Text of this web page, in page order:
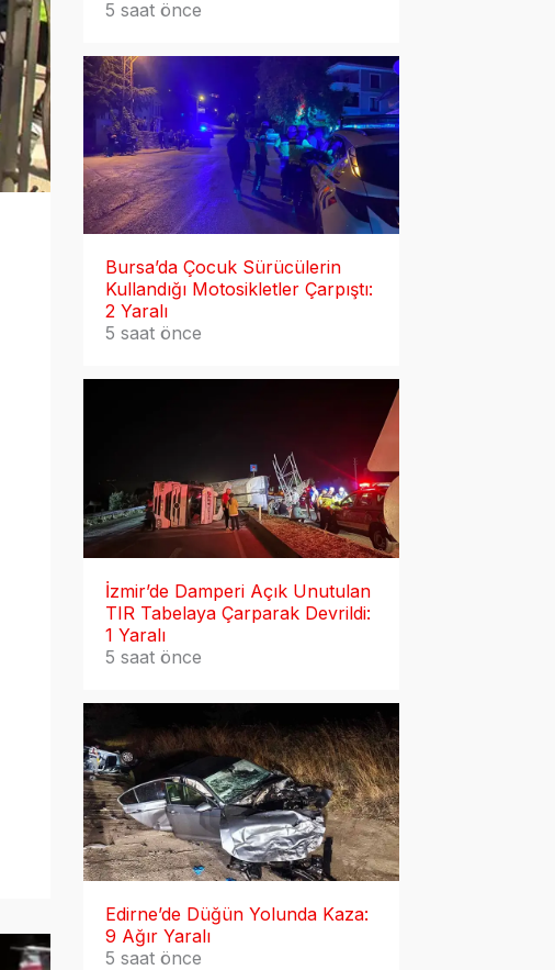
5 saat önce
Bursa’da Çocuk Sürücülerin
Kullandığı Motosikletler Çarpıştı:
2 Yaralı
5 saat önce
İzmir’de Damperi Açık Unutulan
TIR Tabelaya Çarparak Devrildi:
1 Yaralı
5 saat önce
Edirne’de Düğün Yolunda Kaza:
9 Ağır Yaralı
5 saat önce